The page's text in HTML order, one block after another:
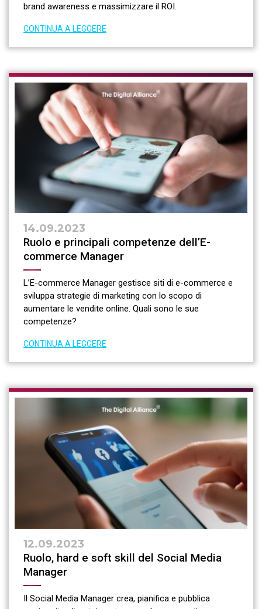
brand awareness e massimizzare il ROI.
CONTINUA A LEGGERE
14.09.2023
Ruolo e principali competenze dell’E-
commerce Manager
L’E-commerce Manager gestisce siti di e-commerce e
sviluppa strategie di marketing con lo scopo di
aumentare le vendite online. Quali sono le sue
competenze?
CONTINUA A LEGGERE
12.09.2023
Ruolo, hard e soft skill del Social Media
Manager
Il Social Media Manager crea, pianifica e pubblica